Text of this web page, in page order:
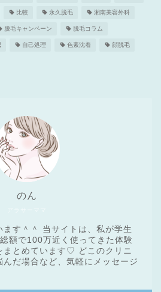
比較 永久脱毛 湘南美容外科
脱毛キャンペーン 脱毛コラム
自己処理 色素沈着 顔脱毛
のん
す＾＾ 当サイトは、私が学生
額で100万近く使ってきた体験
まとめています♡ どこのクリニ
んだ場合など、気軽にメッセージ